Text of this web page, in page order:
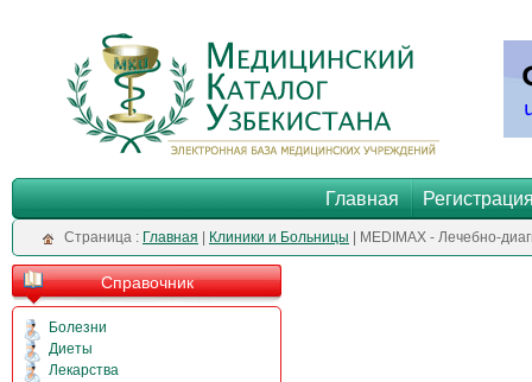
Главная
Cтраница : Главная Клиники и Больницы | MEDIMAX - Лечебно-
Справочник
Болезни
Диеты
Лекарства